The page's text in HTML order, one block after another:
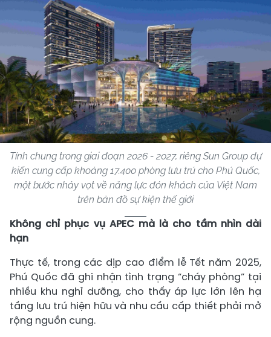
Tính chung trong giai đoạn 2026 - 2027, riêng Sun Group dự
kiến cung cấp khoảng 17.400 phòng lưu trú cho Phú Quốc,
một bước nhảy vọt về năng lực đón khách của Việt Nam
trên bản đồ sự kiện thế giới
Không chỉ phục vụ APEC mà là cho tầm nhìn dài
hạn
Thực tế, trong các dịp cao điểm lễ Tết năm 2025,
Phú Quốc đã ghi nhận tình trạng “cháy phòng” tại
nhiều khu nghỉ dưỡng, cho thấy áp lực lớn lên hạ
tầng lưu trú hiện hữu và nhu cầu cấp thiết phải mở
rộng nguồn cung.